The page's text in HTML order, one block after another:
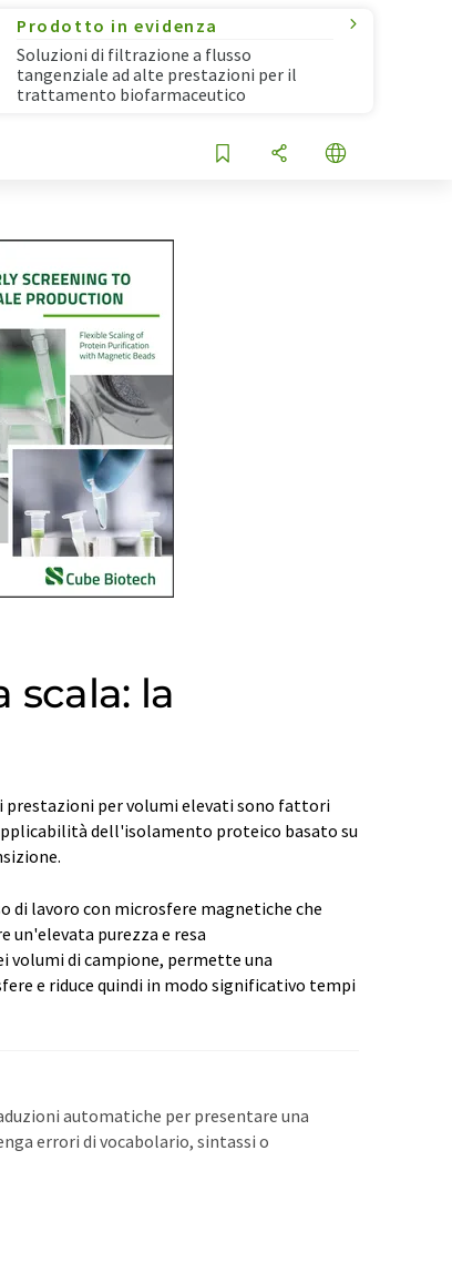
Prodotto in evidenza
Soluzioni di filtrazione a flusso
tangenziale ad alte prestazioni per il
trattamento biofarmaceutico
la
prestazioni per volumi elevati sono fattori
dell'isolamento proteico basato su
di lavoro con microsfere magnetiche che
un'elevata purezza e resa
volumi di campione, permette una
e riduce quindi in modo significativo tempi
automatiche per presentare una
errori di vocabolario, sintassi o